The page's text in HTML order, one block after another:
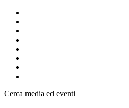
Cerca media ed eventi